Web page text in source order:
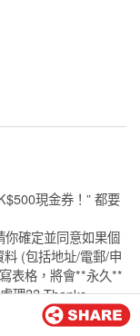
現金券！” 都要
你確定並同意如果個
(包括地址/電郵/申
表格，將會**永久**
理?? Thanks.